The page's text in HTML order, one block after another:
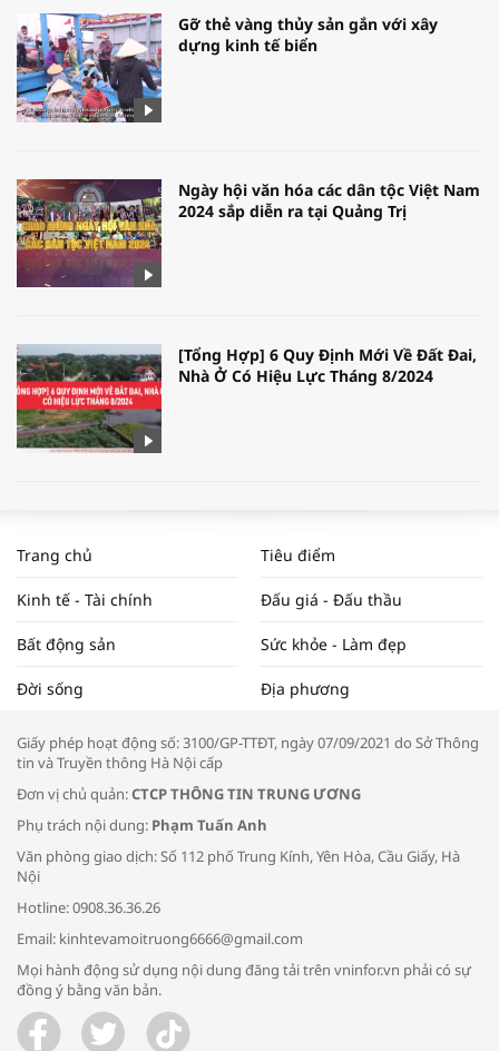
Gỡ thẻ vàng thủy sản gắn với xây
dựng kinh tế biển
Ngày hội văn hóa các dân tộc Việt Nam
2024 sắp diễn ra tại Quảng Trị
[Tổng Hợp] 6 Quy Định Mới Về Đất Đai,
Nhà Ở Có Hiệu Lực Tháng 8/2024
NAM NĂM 2024 VÀ NĂM 2025 | NHỊP
ĐẬP THỊ TRƯỜNG #62
Tọa đàm “Xúc tiến thương mại: Khơi
Bác sĩ tư vấn cách phòng tránh bệnh
đường hô hấp trong thời tiết giao mùa
Trao yêu thương cho em
Trang chủ Tiêu điểm
Kinh tế - Tài chính Đấu giá - Đấu thầu
Bất động sản Sức khỏe - Làm đẹp
Đời sống Địa phương
Giấy phép hoạt động số: 3100/GP-TTĐT, ngày 07/09/2021 do Sở Thông
tin và Truyền thông Hà Nội cấp
Đơn vị chủ quản:CTCP THÔNG TIN TRUNG ƯƠNG
Phụ trách nội dung: Phạm Tuấn Anh
Văn phòng giao dịch: Số 112 phố Trung Kính, Yên Hòa, Cầu Giấy, Hà
Nội
Hotline: 0908.36.36.26
Email: kinhtevamoitruong6666@gmail.com
Mọi hành động sử dụng nội dung đăng tải trên vninfor.vn phải có sự
đồng ý bằng văn bản.